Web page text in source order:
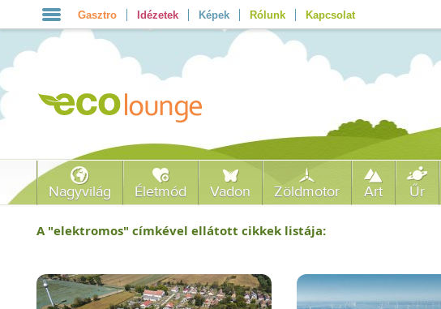
Gasztro Idézetek Képek Rólunk Kapcsolat
Nagyvilág Életmód Vadon Zöldmotor Art Űr
A "elektromos" címkével ellátott cikkek listája: